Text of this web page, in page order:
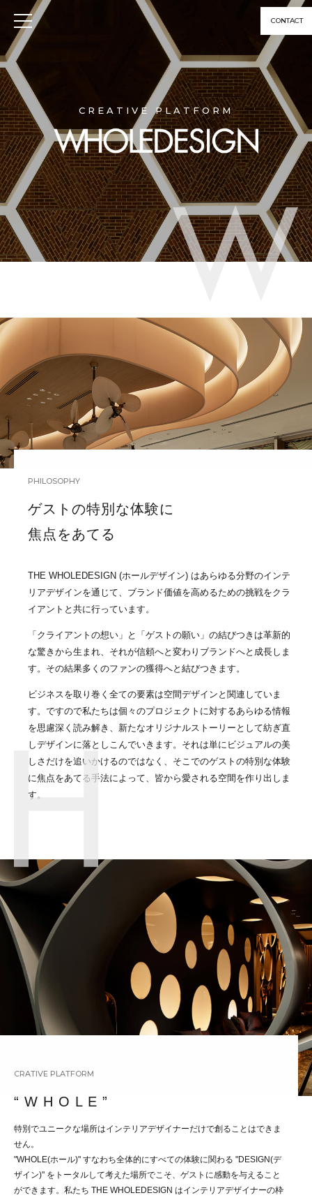
CONTACT
CREATIVE PLATFORM
PHILOSOPHY
ゲストの特別な体験に
焦点をあてる
THE WHOLEDESIGN (ホールデザイン) はあらゆる分野のインテ
リアデザインを通じて、ブランド価値を高めるための挑戦をクラ
イアントと共に行っています。
「クライアントの想い」と「ゲストの願い」の結びつきは革新的
な驚きから生まれ、それが信頼へと変わりブランドへと成長しま
す。その結果多くのファンの獲得へと結びつきます。
ビジネスを取り巻く全ての要素は空間デザインと関連していま
す。ですので私たちは個々のプロジェクトに対するあらゆる情報
を思慮深く読み解き、新たなオリジナルストーリーとして紡ぎ直
しデザインに落としこんでいきます。それは単にビジュアルの美
しさだけを追いかけるのではなく、そこでのゲストの特別な体験
に焦点をあてる手法によって、皆から愛される空間を作り出しま
す。
CRATIVE PLATFORM
“ W H O L E ”
特別でユニークな場所はインテリアデザイナーだけで創ることはできま
せん。
"WHOLE(ホール)" すなわち全体的にすべての体験に関わる "DESIGN(デ
ザイン)" をトータルして考えた場所でこそ、ゲストに感動を与えること
ができます。私たち THE WHOLEDESIGN はインテリアデザイナーの枠